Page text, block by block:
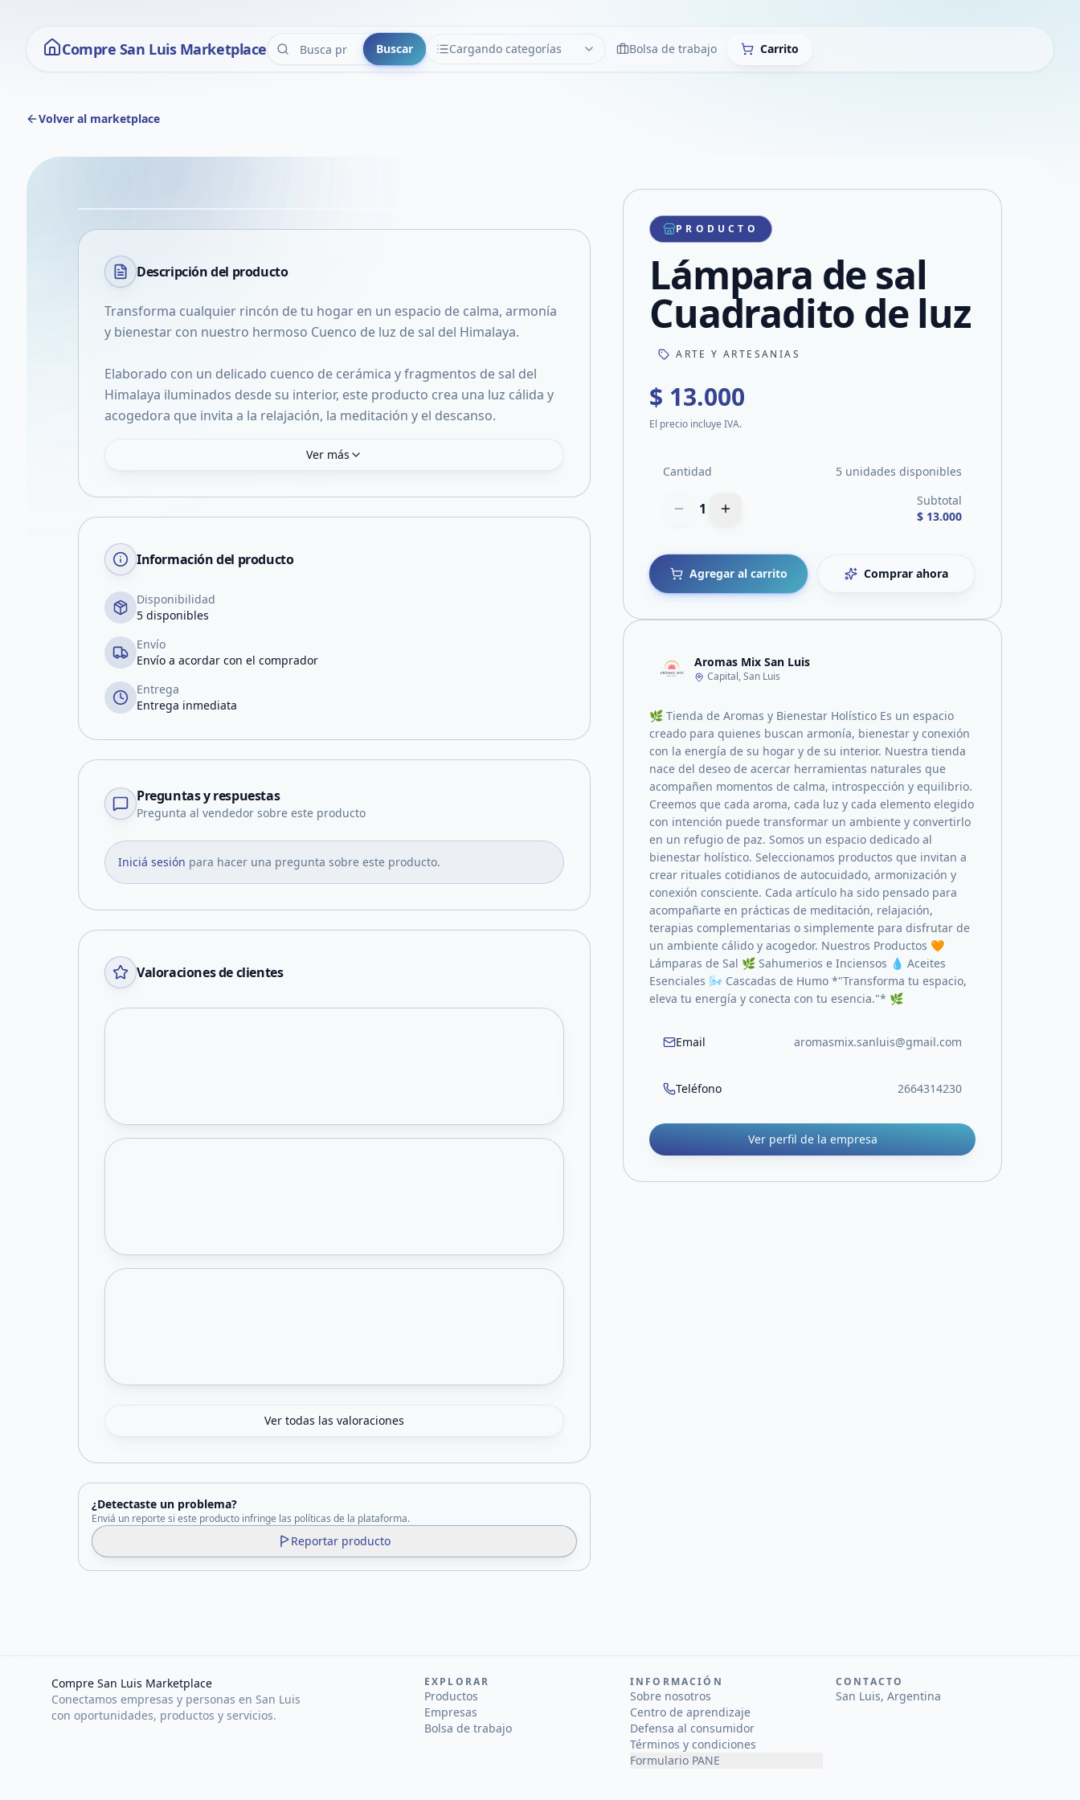
Compre San Luis Marketplace Buscar Cargando categorías
CATEGORÍAS LimpiarBolsa de trabajo Carrito
Volver al marketplace
VER EN PANTALLA COMPLETA
Compartir producto
Compartir por WhatsApp
Compartir por mail
Compartir en Facebook
Compartir en X
Descripción del producto
Transforma cualquier rincón de tu hogar en un espacio de calma, armonía
y bienestar con nuestro hermoso Cuenco de luz de sal del Himalaya.
Elaborado con un delicado cuenco de cerámica y fragmentos de sal del
Himalaya iluminados desde su interior, este producto crea una luz cálida y
acogedora que invita a la relajación, la meditación y el descanso.
Ver más
Información del producto
Disponibilidad
5 disponibles
Envío
Envío a acordar con el comprador
Entrega
Entrega inmediata
Preguntas y respuestas
Pregunta al vendedor sobre este producto
Iniciá sesión para hacer una pregunta sobre este producto.
Valoraciones de clientes
Ver todas las valoraciones
¿Detectaste un problema?
Enviá un reporte si este producto infringe las políticas de la plataforma.
Reportar producto
PRODUCTO
Lámpara de sal
Cuadradito de luz
ARTE Y ARTESANIAS
$ 13.000
El precio incluye IVA.
Cantidad 5 unidades disponibles
1
Subtotal
$ 13.000
Agregar al carrito Comprar ahora
Aromas Mix San Luis
Capital, San Luis
🌿 Tienda de Aromas y Bienestar Holístico Es un espacio
creado para quienes buscan armonía, bienestar y conexión
con la energía de su hogar y de su interior. Nuestra tienda
nace del deseo de acercar herramientas naturales que
acompañen momentos de calma, introspección y equilibrio.
Creemos que cada aroma, cada luz y cada elemento elegido
con intención puede transformar un ambiente y convertirlo
en un refugio de paz. Somos un espacio dedicado al
bienestar holístico. Seleccionamos productos que invitan a
crear rituales cotidianos de autocuidado, armonización y
conexión consciente. Cada artículo ha sido pensado para
acompañarte en prácticas de meditación, relajación,
terapias complementarias o simplemente para disfrutar de
un ambiente cálido y acogedor. Nuestros Productos 🧡
Lámparas de Sal 🌿 Sahumerios e Inciensos 💧 Aceites
Esenciales 🌬️ Cascadas de Humo *"Transforma tu espacio,
eleva tu energía y conecta con tu esencia."* 🌿
Email aromasmix.sanluis@gmail.com
Teléfono 2664314230
Ver perfil de la empresa
Compre San Luis Marketplace
Conectamos empresas y personas en San Luis
con oportunidades, productos y servicios.
EXPLORAR
Productos
Empresas
Bolsa de trabajo
INFORMACIÓN
Sobre nosotros
Centro de aprendizaje
Defensa al consumidor
Términos y condiciones
Formulario PANE
CONTACTO
San Luis, Argentina